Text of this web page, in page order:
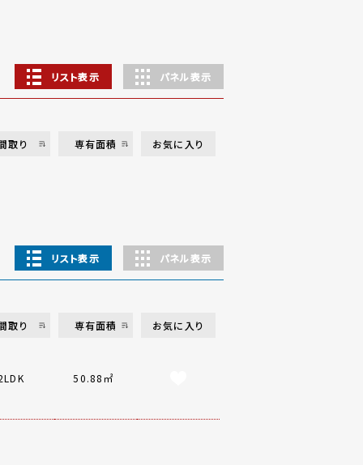
リスト表示 パネル表示
取り 専有面積 お気に入り
リスト表示 パネル表示
取り 専有面積 お気に入り
50.88㎡